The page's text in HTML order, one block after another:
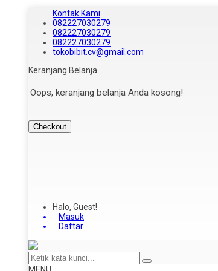
Kontak Kami
082227030279
082227030279
082227030279
tokobibit.cv@gmail.com
Keranjang Belanja
Oops, keranjang belanja Anda kosong!
Checkout
Halo, Guest!
Masuk
Daftar